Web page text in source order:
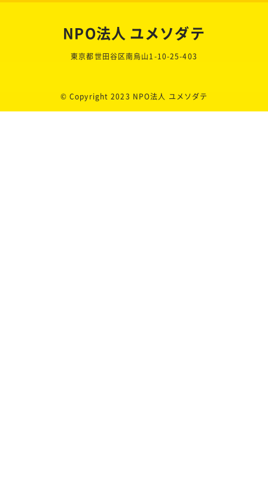
NPO法人 ユメソダテ
東京都世田谷区南烏山1-10-25-403
© Copyright 2023 NPO法人 ユメソダテ